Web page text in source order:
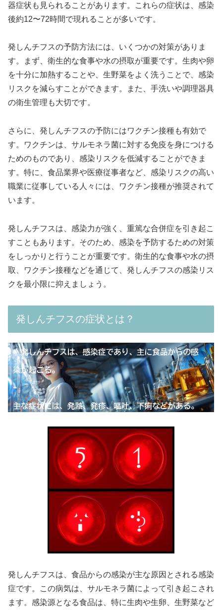
器症状も見られることがあります。これらの症状は、感染
後約12〜72時間で現れることが多いです。
発しんチフスの予防方法には、いくつかの対策がありま
す。まず、衛生的な食事や水の摂取が重要です。生肉や卵
を十分に加熱することや、生野菜をよく洗うことで、感染
リスクを減らすことができます。また、手洗いや調理器具
の衛生管理も大切です。
さらに、発しんチフスの予防にはワクチン接種も有効で
す。ワクチンは、サルモネラ菌に対する免疫を身につける
ためのものであり、感染リスクを低減することができま
す。特に、食品業界や医療従事者など、感染リスクの高い
職業に従事している人々には、ワクチン接種が推奨されて
います。
発しんチフスは、感染力が強く、重篤な合併症を引き起こ
すこともあります。そのため、感染を予防するための対策
をしっかりと行うことが重要です。衛生的な食事や水の摂
取、ワクチン接種などを通じて、発しんチフスの感染リス
クを最小限に抑えましょう。
発しんチフスの症状とは？
発しんチフスは、食品からの感染が主な原因とされる感染
症です。この病気は、サルモネラ菌によって引き起こされ
ます。感染源となる食品は、特に生肉や生卵、生野菜など